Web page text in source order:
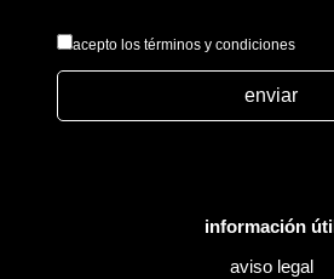
acepto los términos y condiciones
enviar
información útil
aviso legal